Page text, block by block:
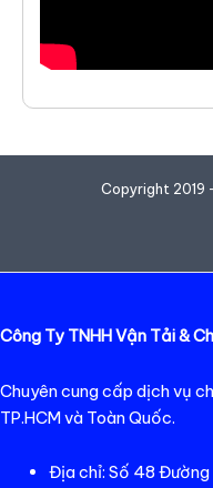
Copyright
Công Ty TNHH Vận Tải &
Chuyên cung cấp dịch vụ
TP.HCM và Toàn Quốc.
Địa chỉ: Số 48 Đường